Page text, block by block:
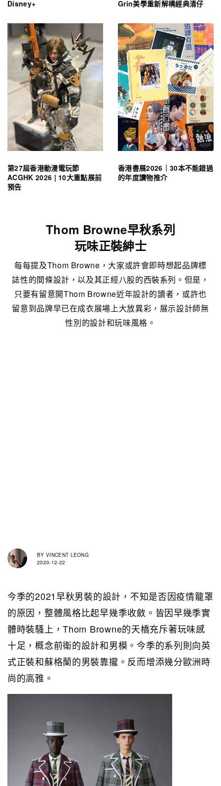
Disney+ Grin美學重新解構經典清仔
第27屆香港動漫電玩節
ACGHK 2026 | 10大重點展前
預告
香港書展2026｜30本不能錯過
的年度讀物推介
Thom Browne早秋系列
玩味正裝紳士
每每提及Thom Browne，大家或許會即時想起品牌標
誌性的間條設計，以及其正經八股的西裝系列。但是，
只要有留意開Thom Browne近年設計的讀者，或許也
留意到品牌早已在成衣展場上大放異彩，展示設計師無
性別的設計和玩味風格。
BY VINCENT LEONG
2020-12-22
今季的2021早秋男裝的設計，不知是否因疫情籠罩
的原因，整體風格比起早幾季收斂。皆因早幾季實
體時裝騷上，Thom Browne的天橋充斥著玩味感
十足，概念前衛的設計和男模。今季的系列則向英
式正裝和蘇格蘭的男裝靠攏。反而增添幾分歐洲時
尚的高雅。